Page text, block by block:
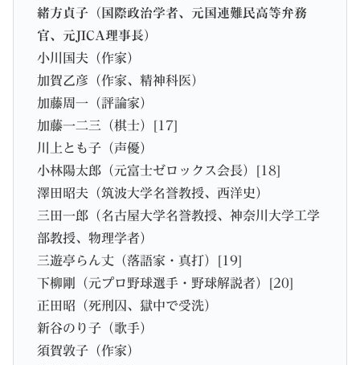
緒方貞子（国際政治学者、元国連難民高等弁務
官、元JICA理事長）
小川国夫（作家）
加賀乙彦（作家、精神科医）
加藤周一（評論家）
加藤一二三（棋士）[17]
川上とも子（声優）
小林陽太郎（元富士ゼロックス会長）[18]
澤田昭夫（筑波大学名誉教授、西洋史）
三田一郎（名古屋大学名誉教授、神奈川大学工学
部教授、物理学者）
三遊亭らん丈（落語家・真打）[19]
下柳剛（元プロ野球選手・野球解説者）[20]
正田昭（死刑囚、獄中で受洗）
新谷のり子（歌手）
須賀敦子（作家）